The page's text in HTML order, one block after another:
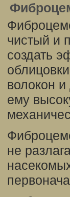
чистый и
создать
волокон и
ему
не